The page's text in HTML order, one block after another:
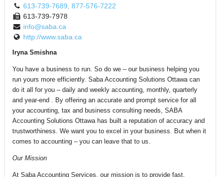
613-739-7689, 877-576-7222
613-739-7978
info@saba.ca
http://www.saba.ca
Iryna Smishna
You have a business to run. So do we – our business helping you
run yours more efficiently. Saba Accounting Solutions Ottawa can
do it all for you – daily and weekly accounting, monthly, quarterly
and year-end . By offering an accurate and prompt service for all
your accounting, tax and business consulting needs, SABA
Accounting Solutions Ottawa has built a reputation of accuracy and
trustworthiness. We want you to excel in your business. But when it
comes to accounting – you can leave that to us.
Our Mission
At Saba Accounting Services, our mission is to provide fast,